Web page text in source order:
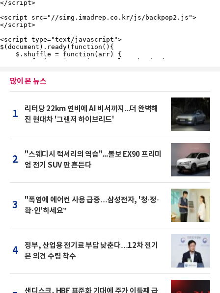
많이 본 뉴스
1
리터당 22km 연비에 AI 비서까지...더 완벽해
진 현대차 '그랜저 하이브리드'
2
"스웨디시 럭셔리의 역습"...볼보 EX90 프리미
엄 전기 SUV 판 흔든다
3
"폭염에 에어컨 사용 급증…삼성전자, '청·정·
확·인'하세요”
4
정부, 산업용 전기료 부담 낮춘다…12차 전기
본 의견 수렴 착수